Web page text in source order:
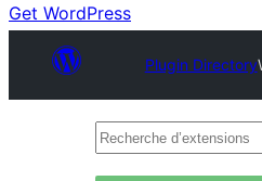
Get WordPress
Plugin Directory
Recherche